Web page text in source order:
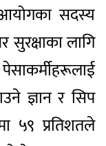
सदस्य
सुरक्षाका लागि
ज्ञान र सिप
५९ प्रतिशतले